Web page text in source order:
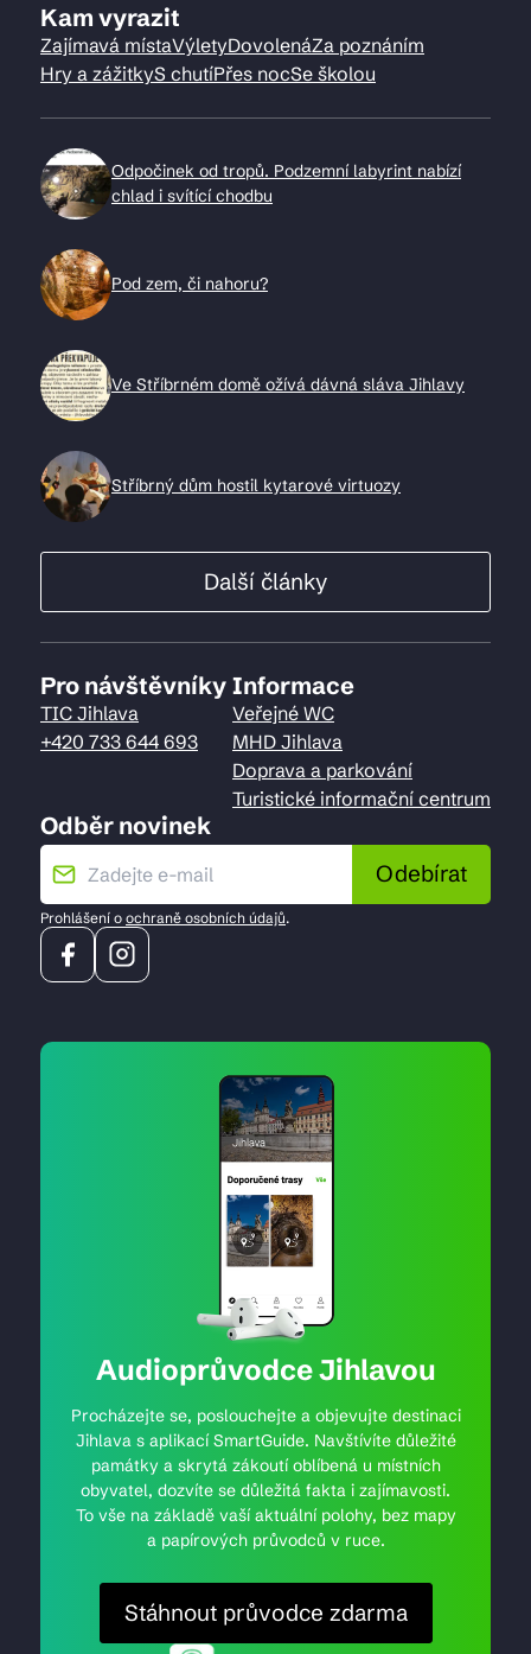
Kam vyrazit
Zajímavá místaVýletyDovolenáZa poznáním
Hry a zážitkyS chutíPřes nocSe školou
Odpočinek od tropů. Podzemní labyrint nabízí
chlad i svítící chodbu
Pod zem, či nahoru?
Ve Stříbrném domě ožívá dávná sláva Jihlavy
Stříbrný dům hostil kytarové virtuozy
Další články
Pro návštěvníky
TIC Jihlava
+420 733 644 693
Informace
Veřejné WC
MHD Jihlava
Doprava a parkování
Turistické informační centrum
Odběr novinek
Odebírat
Prohlášení o ochraně osobních údajů.
Audioprůvodce Jihlavou
Procházejte se, poslouchejte a objevujte destinaci
Jihlava s aplikací SmartGuide. Navštívíte důležité
památky a skrytá zákoutí oblíbená u místních
obyvatel, dozvíte se důležitá fakta i zajímavosti.
To vše na základě vaší aktuální polohy, bez mapy
a papírových průvodců v ruce.
Stáhnout průvodce zdarma